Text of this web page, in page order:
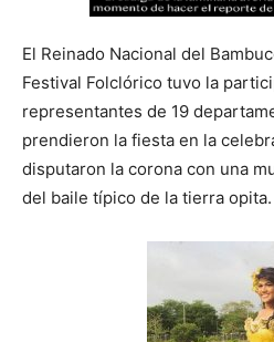
El Reinado Nacional del
Festival Folclórico tuvo la
representantes de 19
prendieron la fiesta en la
disputaron la corona con una
del baile típico de la tierra opita.